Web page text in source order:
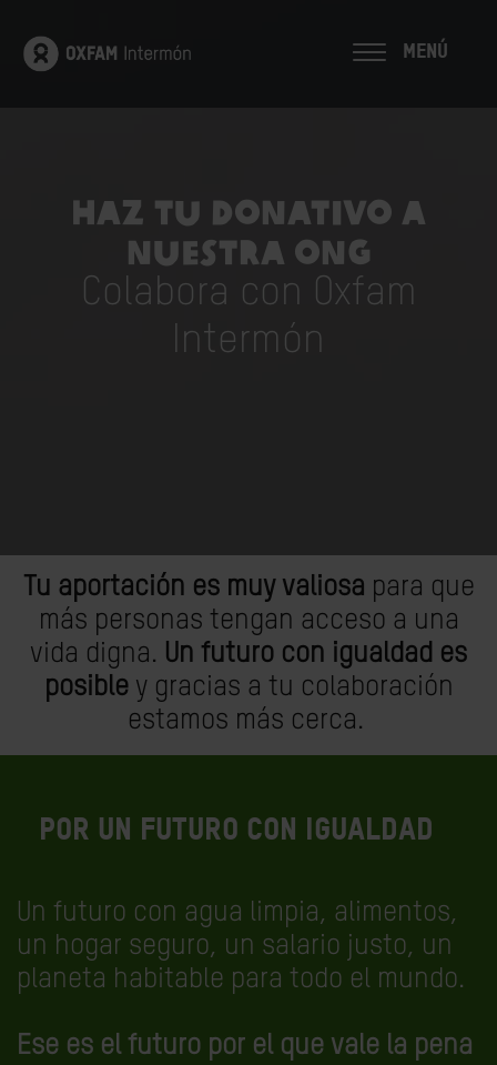
MENÚ
Haz tu donativo a
nuestra ONG
Colabora con Oxfam
Intermón
Tu aportación es muy valiosa para que
más personas tengan acceso a una
vida digna. Un futuro con igualdad es
posibley gracias a tu colaboración
estamos más cerca.
Por un futuro con igualdad
Un futuro con agua limpia, alimentos,
un hogar seguro, un salario justo, un
planeta habitable para todo el mundo.
Ese es el futuro por el que vale la pena